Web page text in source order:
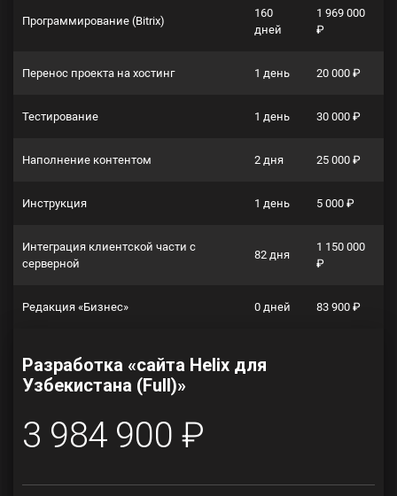
Программирование (Bitrix)
160
дней
1 969 000
₽
Перенос проекта на хостинг 1 день 20 000 ₽
Тестирование 1 день 30 000 ₽
Наполнение контентом 2 дня 25 000 ₽
Инструкция 1 день 5 000 ₽
Интеграция клиентской части с
серверной
82 дня
1 150 000
₽
Редакция «Бизнес» 0 дней 83 900 ₽
Разработка «сайта Helix для
Узбекистана (Full)»
3 984 900 ₽